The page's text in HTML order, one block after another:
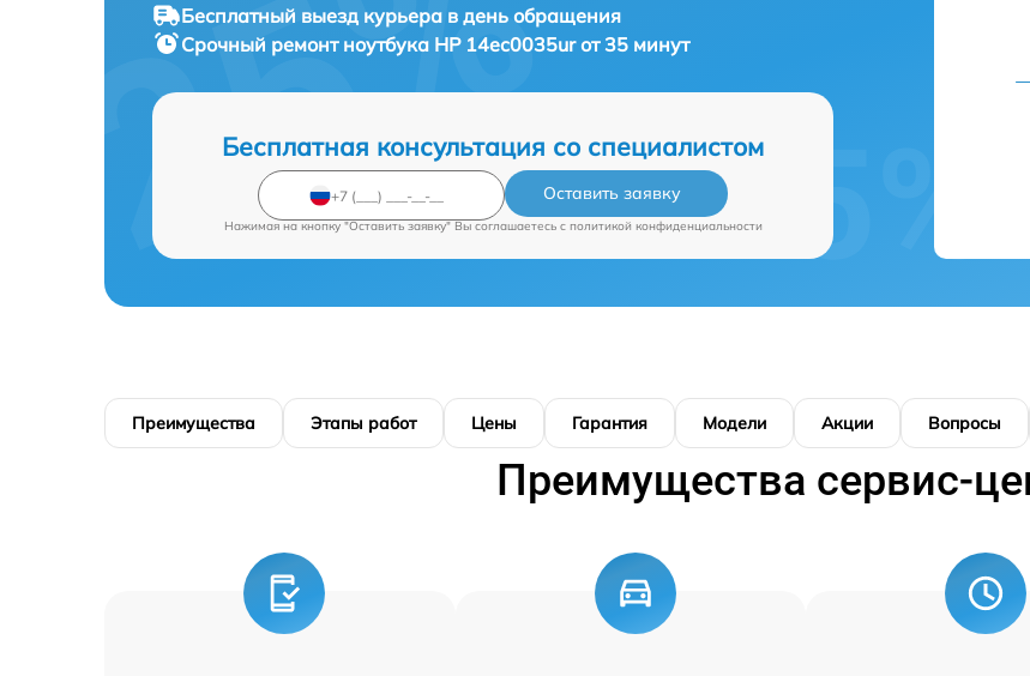
Бесплатный выезд курьера в день обращения
Срочный ремонт ноутбука HP 14ec0035ur от 35 минут
Бесплатная консультация со специалистом
Оставить заявку
Нажимая на кнопку "Оставить заявку" Вы соглашаетесь c политикой конфиденциальности
Преимущества Этапы работ Цены Гарантия Модели Акции Вопросы
Преимущества сервис-